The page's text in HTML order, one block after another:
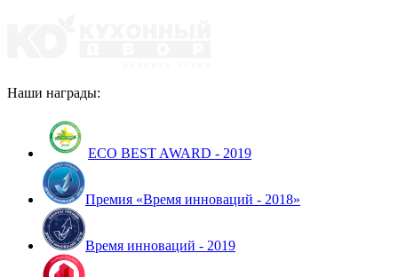
Наши награды:
ECO BEST AWARD - 2019
Премия «Время инноваций - 2018»
Время инноваций - 2019